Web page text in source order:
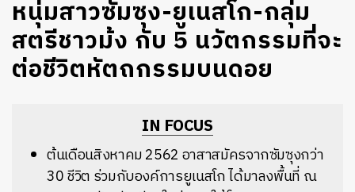
หนุ่มสาวซัมซุง-ยูเนสโก-กลุ่ม
สตรีชาวม้ง กับ 5 นวัตกรรมที่จะ
ต่อชีวิตหัตถกรรมบนดอย
IN FOCUS
ต้นเดือนสิงหาคม 2562 อาสาสมัครจากซัมซุงกว่า
30 ชีวิต ร่วมกับองค์การยูเนสโก ได้มาลงพื้นที่ ณ